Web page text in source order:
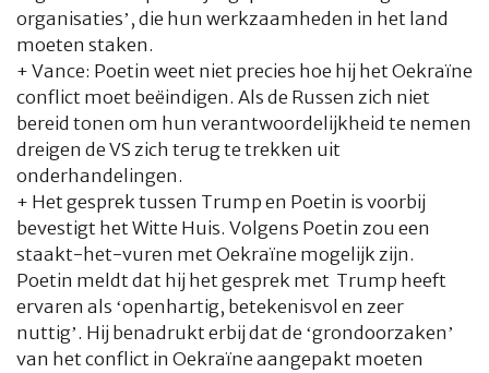
organisaties’, die hun werkzaamheden in het land
moeten staken.
+ Vance: Poetin weet niet precies hoe hij het Oekraïne
conflict moet beëindigen. Als de Russen zich niet
bereid tonen om hun verantwoordelijkheid te nemen
dreigen de VS zich terug te trekken uit
onderhandelingen.
+ Het gesprek tussen Trump en Poetin is voorbij
bevestigt het Witte Huis. Volgens Poetin zou een
staakt-het-vuren met Oekraïne mogelijk zijn.
Poetin meldt dat hij het gesprek met Trump heeft
ervaren als ‘openhartig, betekenisvol en zeer
nuttig’. Hij benadrukt erbij dat de ‘grondoorzaken’
van het conflict in Oekraïne aangepakt moeten